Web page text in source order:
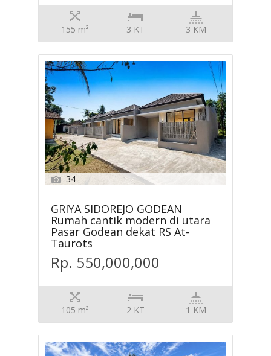
155 m² 3 KT 3 KM
34
GRIYA SIDOREJO GODEAN
Rumah cantik modern di utara
Pasar Godean dekat RS At-
Taurots
Rp. 550,000,000
105 m² 2 KT 1 KM